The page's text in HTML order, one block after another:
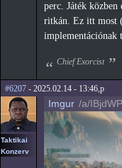
perc. Játék
ritkán. Ez itt most
implementációnak
Chief Exorcist
#6207 - 2025.02.14 - 13:46,p
Taktikai
Konzerv
Imgur /a/